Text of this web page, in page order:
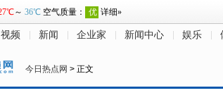
视频 新闻 企业家 新闻中心 娱乐
今日热点网 > 正文